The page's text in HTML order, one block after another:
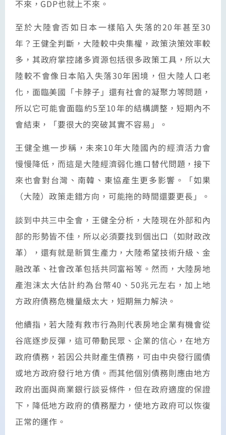
不來，GDP也就上不來。
至於大陸會否如日本一樣陷入失落的20年甚至30
年？王健全判斷，大陸較中央集權，政策決策效率較
多，其政府掌控諸多資源包括很多政策工具，所以大
陸較不會像日本陷入失落30年困境，但大陸人口老
化，面臨美國「卡脖子」還有社會的凝聚力等問題，
所以它可能會面臨約5至10年的結構調整，短期內不
會結束，「要很大的突破其實不容易」。
王健全進一步稱，未來10年大陸國內的經濟活力會
慢慢降低，而這是大陸經濟弱化進口替代問題，接下
來也會對台灣、南韓、東協產生更多影響。「如果
（大陸）政策走錯方向，可能拖的時間還要更長」。
談到中共三中全會，王健全分析，大陸現在外部和內
部的形勢皆不佳，所以必須要找到個出口（如財政改
革），還有就是新質生產力，大陸希望技術升級、金
融改革、社會改革包括共同富裕等。然而，大陸房地
產泡沫太大估計約為台幣40、50兆元左右，加上地
方政府債務危機量級太大，短期無力解決。
他續指，若大陸有救市行為則代表房地企業有機會從
谷底逐步反彈，這可帶動民眾、企業的信心，在地方
政府債務，若因公共財產生債務，可由中央發行國債
或地方政府發行地方債。而其他個別債務則應由地方
政府出面與商業銀行談妥條件，但在政府適度的保證
下，降低地方政府的債務壓力，使地方政府可以恢復
正常的運作。